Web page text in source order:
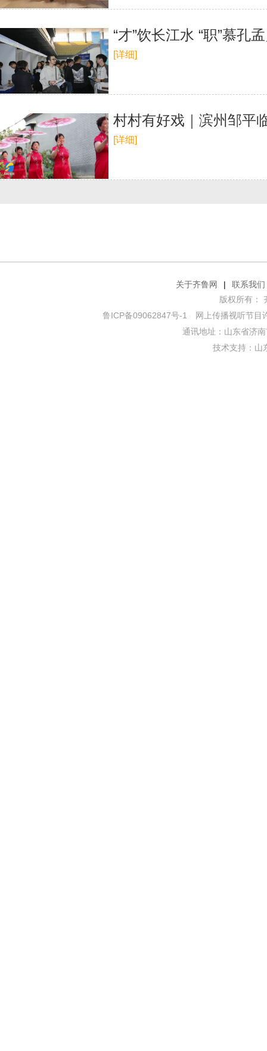
“才”饮长江水 “职”慕孔
[详细]
村村有好戏｜滨州邹平
[详细]
关于齐鲁网 |
联系我们
版权所有：
鲁ICP备09062847号-1 网上传播视听节目
通讯地址：山东省济
技术支持： 山